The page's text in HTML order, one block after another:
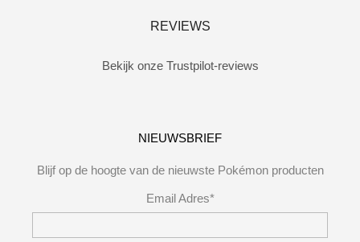
REVIEWS
Bekijk onze Trustpilot-reviews
NIEUWSBRIEF
Blijf op de hoogte van de nieuwste Pokémon producten
Email Adres*